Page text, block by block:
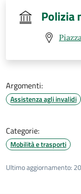
Polizia
Argomenti:
Assistenza agli invalidi
Categorie:
Mobilità e trasporti
Ultimo aggiornamento: